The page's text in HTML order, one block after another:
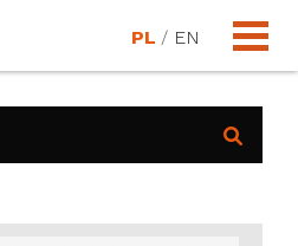
PL / EN